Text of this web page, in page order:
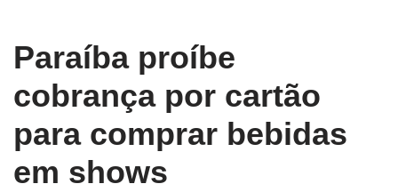
Paraíba proíbe
cobrança por cartão
para comprar bebidas
em shows